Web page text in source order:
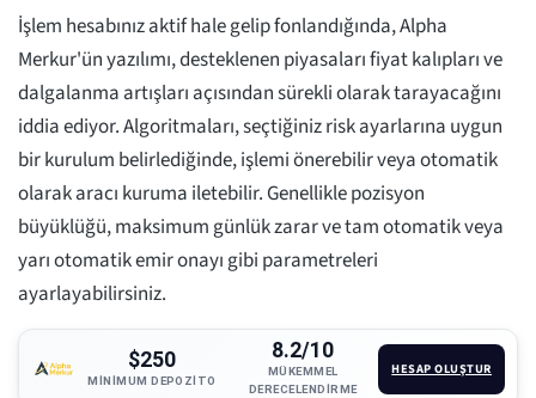
İşlem hesabınız aktif hale gelip fonlandığında, Alpha
Merkur'ün yazılımı, desteklenen piyasaları fiyat kalıpları ve
dalgalanma artışları açısından sürekli olarak tarayacağını
iddia ediyor. Algoritmaları, seçtiğiniz risk ayarlarına uygun
bir kurulum belirlediğinde, işlemi önerebilir veya otomatik
olarak aracı kuruma iletebilir. Genellikle pozisyon
büyüklüğü, maksimum günlük zarar ve tam otomatik veya
yarı otomatik emir onayı gibi parametreleri
ayarlayabilirsiniz.
$250
MINIMUM DEPOZITO
8.2/10
MÜKEMMEL
DERECELENDIRME
HESAP OLUŞTUR